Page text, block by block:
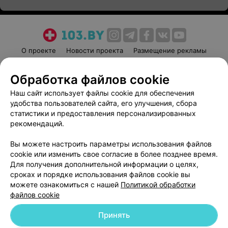
О проекте Новости проекта
Размещение рекламы
Пользовательское соглашение
Способы оплаты
Вакансии
Партнеры
Написать руководителю 103.by
Обработка персональных данных
© 2026 ООО «Артокс Лаб», УНП 191700409 | 220012, Республика Беларусь,
Обработка файлов cookie
Наш сайт использует файлы cookie для обеспечения
удобства пользователей сайта, его улучшения, сбора
статистики и предоставления персонализированных
рекомендаций.
Вы можете настроить параметры использования файлов
cookie или изменить свое согласие в более позднее время.
Для получения дополнительной информации о целях,
сроках и порядке использования файлов cookie вы
можете ознакомиться с нашей Политикой обработки
файлов cookie
Принять